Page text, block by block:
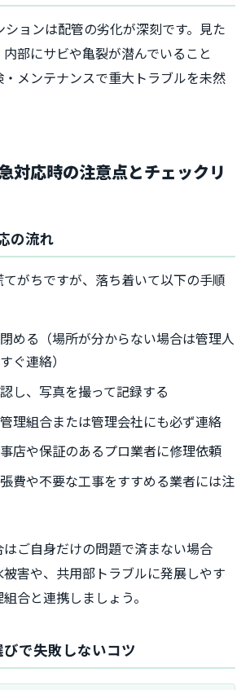
ョンは配管の劣化が深刻です。見た
部にサビや亀裂が潜んでいること
メンテナンスで重大トラブルを未然
対応時の注意点とチェックリ
の流れ
がちですが、落ち着いて以下の手順
める（場所が分からない場合は管理人
ぐ連絡）
し、写真を撮って記録する
理組合または管理会社にも必ず連絡
店や保証のあるプロ業者に修理依頼
費や不要な工事をすすめる業者には注
ご自身だけの問題で済まない場合
害や、共用部トラブルに発展しやす
合と連携しましょう。
で失敗しないコツ